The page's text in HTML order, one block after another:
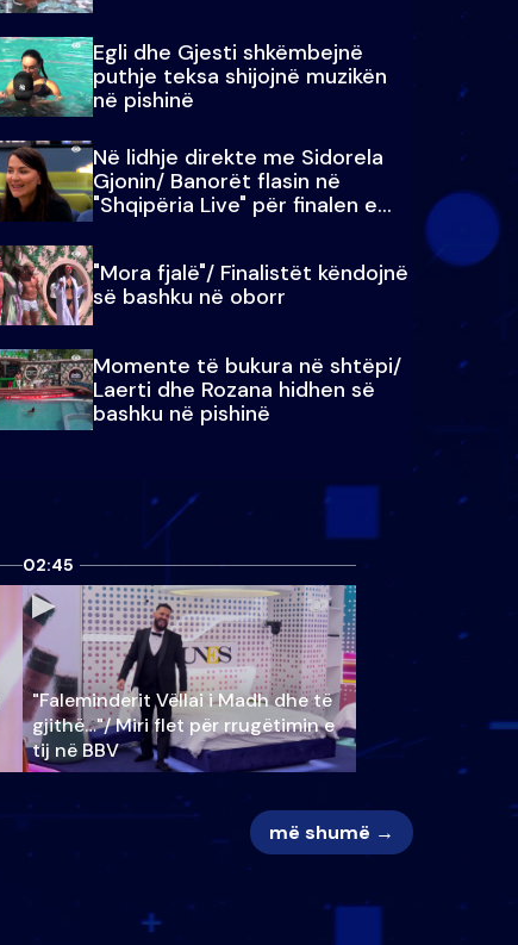
Egli dhe Gjesti shkëmbejnë
puthje teksa shijojnë muzikën
në pishinë
Në lidhje direkte me Sidorela
Gjonin/ Banorët flasin në
"Shqipëria Live" për finalen e
madhe
"Mora fjalë"/ Finalistët këndojnë
së bashku në oborr
Momente të bukura në shtëpi/
Laerti dhe Rozana hidhen së
bashku në pishinë
02:45
"Faleminderit Vëllai i Madh dhe të
gjithë…"/ Miri flet për rrugëtimin e
tij në BBV
më shumë →